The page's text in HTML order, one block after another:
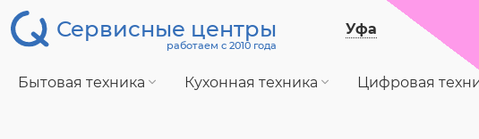
Сервисные центры
работаем с 2010 года
Уфа
Бытовая техника Кухонная техника Цифровая